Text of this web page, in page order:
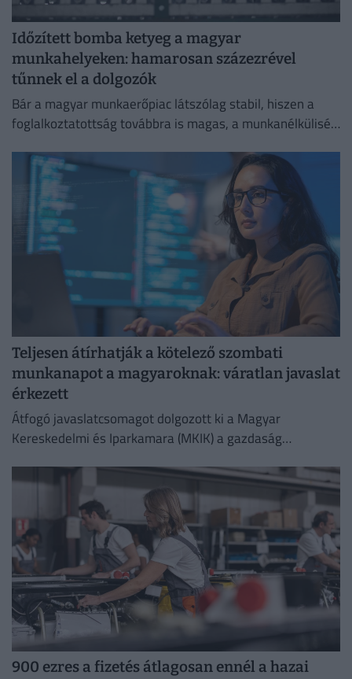
Időzített bomba ketyeg a magyar
munkahelyeken: hamarosan százezrével
tűnnek el a dolgozók
Bár a magyar munkaerőpiac látszólag stabil, hiszen a
foglalkoztatottság továbbra is magas, a munkanélküliség
Teljesen átírhatják a kötelező szombati
munkanapot a magyaroknak: váratlan javaslat
érkezett
Átfogó javaslatcsomagot dolgozott ki a Magyar
Kereskedelmi és Iparkamara (MKIK) a gazdaság
kezelése érdekében.
900 ezres a fizetés átlagosan ennél a hazai